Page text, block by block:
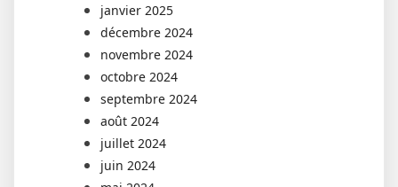
janvier 2025
décembre 2024
novembre 2024
octobre 2024
septembre 2024
août 2024
juillet 2024
juin 2024